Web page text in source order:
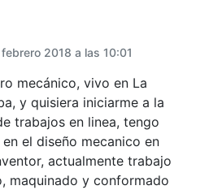
2018 a las 10:01
mecánico, vivo en La
y quisiera iniciarme a la
trabajos en linea, tengo
el diseño mecanico en
actualmente trabajo
maquinado y conformado